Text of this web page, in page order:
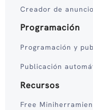
Creador de
Programación
Programación y
Publicación
Recursos
Free